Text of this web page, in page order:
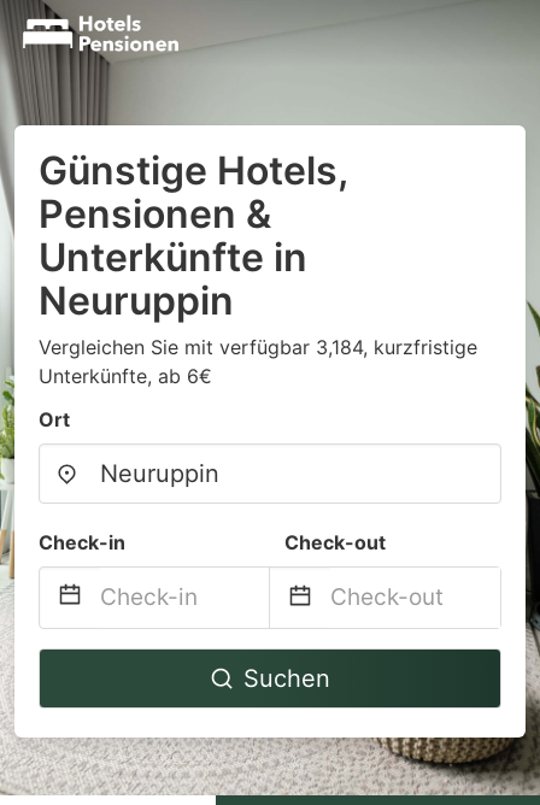
Günstige Hotels,
Pensionen &
Unterkünfte in
Neuruppin
Vergleichen Sie mit verfügbar 3,184, kurzfristige
Unterkünfte, ab 6€
Ort
Check-in Check-out
Navigate
to
interact
with
Navigate
to
interact
with
Suchen